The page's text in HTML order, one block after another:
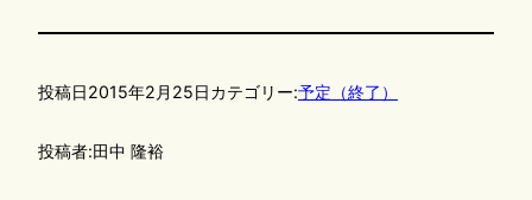
投稿日2015年2月25日カテゴリー:予定（終了）
投稿者:田中 隆裕